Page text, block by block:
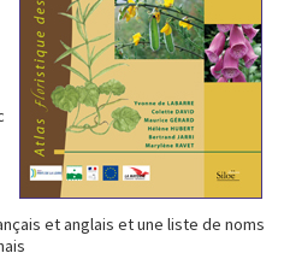
et anglais et une liste de noms